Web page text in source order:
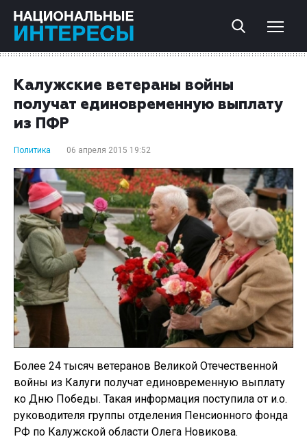
Калужские ветераны войны
получат единовременную выплату
из ПФР
Политика 06 апреля 2015 19:52
Более 24 тысяч ветеранов Великой Отечественной
войны из Калуги получат единовременную выплату
ко Дню Победы. Такая информация поступила от и.о.
руководителя группы отделения Пенсионного фонда
РФ по Калужской области Олега Новикова.